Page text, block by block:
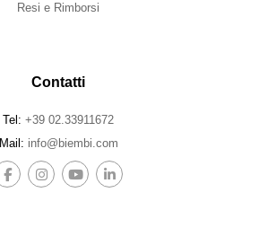
Resi e Rimborsi
Contatti
Tel: +39 02.33911672
Mail: info@biembi.com